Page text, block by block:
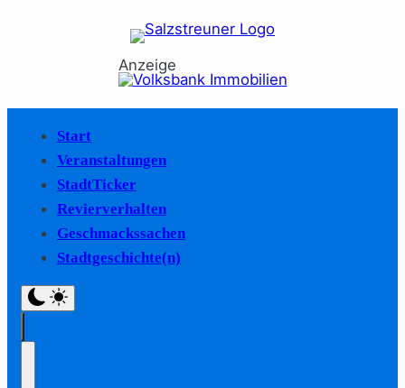
Anzeige
Start
Veranstaltungen
StadtTicker
Revierverhalten
Geschmackssachen
Stadtgeschichte(n)